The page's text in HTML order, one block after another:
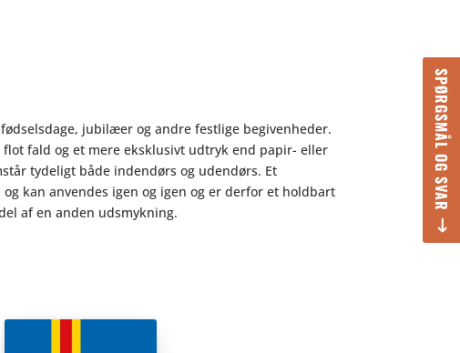
SPØRGSMÅL OG SVAR
jubilæer og andre festlige begivenheder.
fald og et mere eksklusivt udtryk end papir- eller
tydeligt både indendørs og udendørs. Et
kan anvendes igen og igen og er derfor et holdbart
af en anden udsmykning.